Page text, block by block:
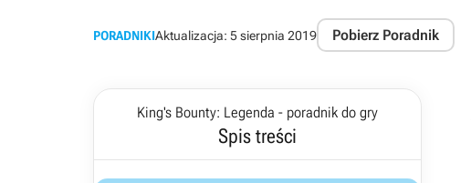
PORADNIKIAktualizacja: 5 sierpnia 2019 Pobierz Poradnik
King's Bounty: Legenda - poradnik do gry
Spis treści